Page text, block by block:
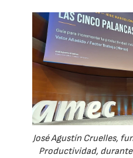
José Agustín Cruelles,
Productividad,